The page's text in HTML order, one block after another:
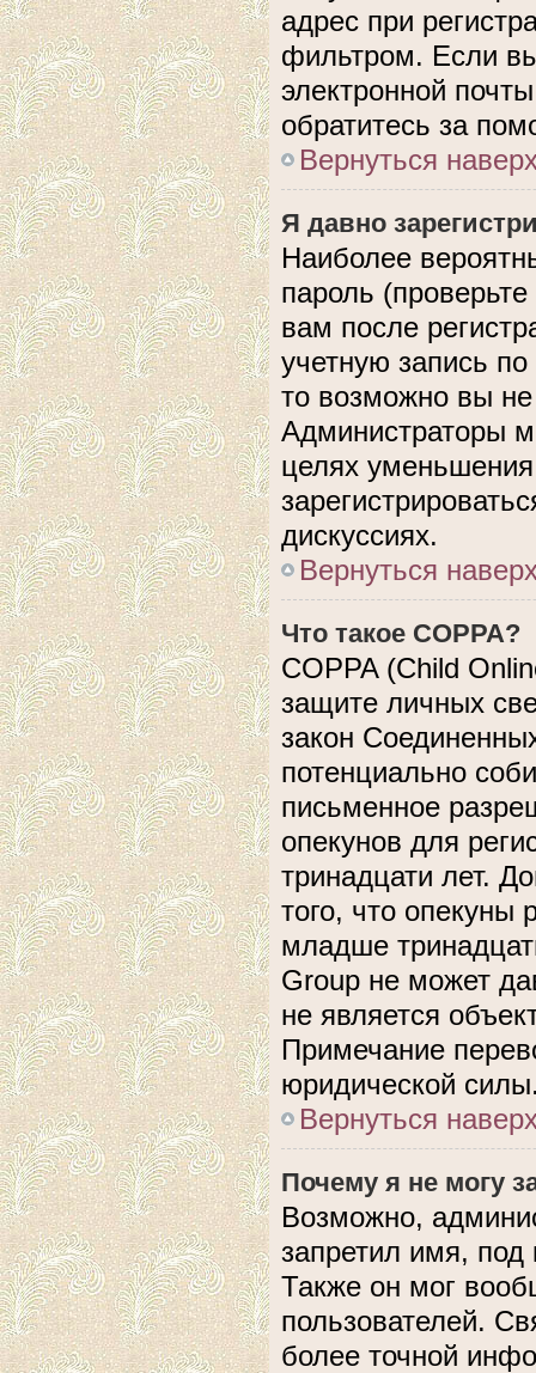
адрес при
фильтром. Если
электронной
обратитесь за
Вернуться
Я давно
Наиболее
пароль
вам после
учетную запись
то возможно вы
Администраторы
целях
дискуссиях.
Вернуться
Что такое COPPA?
COPPA (Child
защите личных
закон
потенциально
письменное
опекунов для
тринадцати лет.
того, что опекуны
младше
Group не может
не является
Примечание
юридической
Вернуться
Почему я не могу
Возможно,
запретил имя, под
Также он мог
пользователей.
более точной